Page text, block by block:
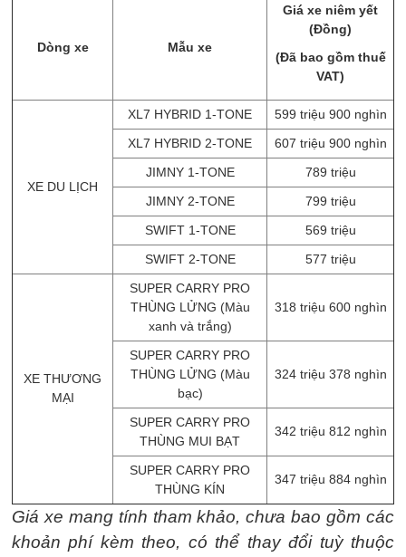
Dòng xe Mẫu xe
Giá xe niêm yết
(Đồng)
(Đã bao gồm thuế
VAT)
XE DU LỊCH
XL7 HYBRID 1-TONE
599 triệu 900 nghìn
XL7 HYBRID 2-TONE
607 triệu 900 nghìn
JIMNY 1-TONE
789 triệu
JIMNY 2-TONE
799 triệu
SWIFT 1-TONE
569 triệu
SWIFT 2-TONE
577 triệu
XE THƯƠNG
MẠI
SUPER CARRY PRO
THÙNG LỬNG (Màu
xanh và trắng)
318 triệu 600 nghìn
SUPER CARRY PRO
THÙNG LỬNG (Màu
bạc)
324 triệu 378 nghìn
SUPER CARRY PRO
THÙNG MUI BẠT
342 triệu 812 nghìn
SUPER CARRY PRO
THÙNG KÍN
347 triệu 884 nghìn
Giá xe mang tính tham khảo, chưa bao gồm các
khoản phí kèm theo, có thể thay đổi tuỳ thuộc